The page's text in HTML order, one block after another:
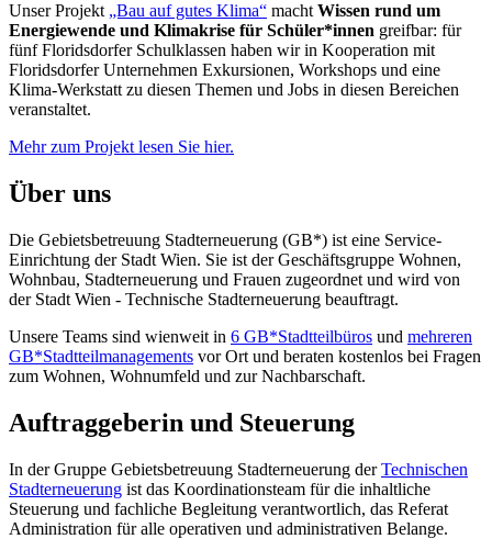
Unser Projekt „Bau auf gutes Klima“ macht Wissen rund um
Energiewende und Klimakrise für Schüler*innen greifbar: für
fünf Floridsdorfer Schulklassen haben wir in Kooperation mit
Floridsdorfer Unternehmen Exkursionen, Workshops und eine
Klima-Werkstatt zu diesen Themen und Jobs in diesen Bereichen
veranstaltet.
Mehr zum Projekt lesen Sie hier.
Über uns
Die Gebietsbetreuung Stadterneuerung (GB*) ist eine Service-
Einrichtung der Stadt Wien. Sie ist der Geschäfts­gruppe Wohnen,
Wohnbau, Stadt­erneuerung und Frauen zugeordnet und wird von
der Stadt Wien - Technische Stadterneuerung beauftragt.
Unsere Teams sind wienweit in 6 GB*Stadtteilbüros und mehreren
GB*Stadtteilmanagements vor Ort und beraten kostenlos bei Fragen
zum Wohnen, Wohnumfeld und zur Nachbarschaft.
Auftraggeberin und Steuerung
In der Gruppe Gebietsbetreuung Stadterneuerung derTechnischen
Stadterneuerung ist das Koordinationsteam für die inhaltliche
Steuerung und fachliche Begleitung verantwortlich, das Referat
Administration für alle operativen und administrativen Belange.